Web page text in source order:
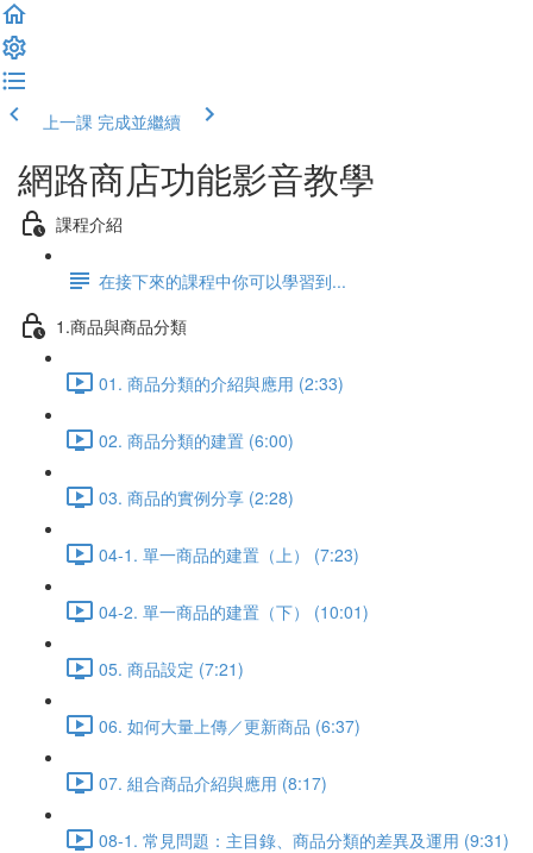
上一課 完成並繼續
網路商店功能影音教學
課程介紹
在接下來的課程中你可以學習到...
1.商品與商品分類
01. 商品分類的介紹與應用 (2:33)
02. 商品分類的建置 (6:00)
03. 商品的實例分享 (2:28)
04-1. 單一商品的建置（上） (7:23)
04-2. 單一商品的建置（下） (10:01)
05. 商品設定 (7:21)
06. 如何大量上傳／更新商品 (6:37)
07. 組合商品介紹與應用 (8:17)
08-1. 常見問題：主目錄、商品分類的差異及運用 (9:31)